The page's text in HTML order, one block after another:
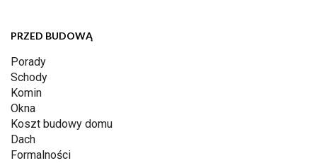
PRZED BUDOWĄ
Porady
Schody
Komin
Okna
Koszt budowy domu
Dach
Formalności